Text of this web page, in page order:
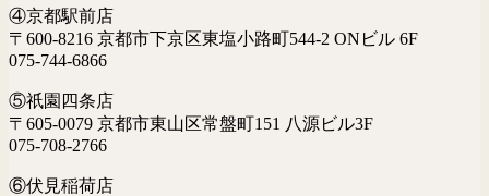
④京都駅前店
〒600-8216 京都市下京区東塩小路町544-2 ONビル 6F
075-744-6866
⑤祇園四条店
〒605-0079 京都市東山区常盤町151 八源ビル3F
075-708-2766
⑥伏見稲荷店